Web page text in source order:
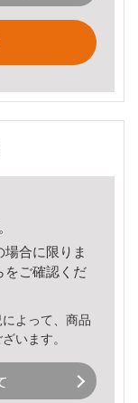
合に限りま
をご確認くだ
よって、商品
います。